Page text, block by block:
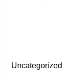
Uncategorized